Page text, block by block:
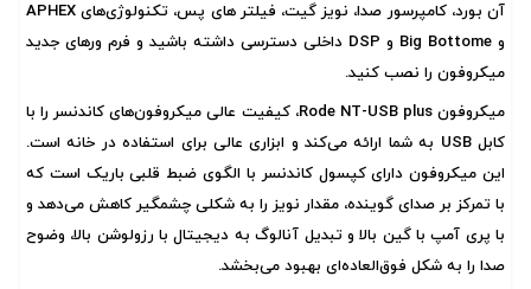
آن بورد، کامپرسور صدا، نویز گیت، فیلتر های پس، تکنولوژی‌های APHEX
و Big Bottome و DSP داخلی دسترسی داشته باشید و فرم ورهای جدید
میکروفون را نصب کنید.
میکروفون Rode NT-USB plus، کیفیت عالی میکروفون‌های کاندنسر را با
کابل USB به شما ارائه می‌کند و ابزاری عالی برای استفاده در خانه است.
این میکروفون دارای کپسول کاندنسر با الگوی ضبط قلبی باریک است که
با تمرکز بر صدای گوینده، مقدار نویز را به شکلی چشمگیر کاهش می‌دهد و
با پری آمپ با گین بالا و تبدیل آنالوگ به دیجیتال با رزولوشن بالا، وضوح
صدا را به شکل فوق‌العاده‌ای بهبود می‌بخشد.